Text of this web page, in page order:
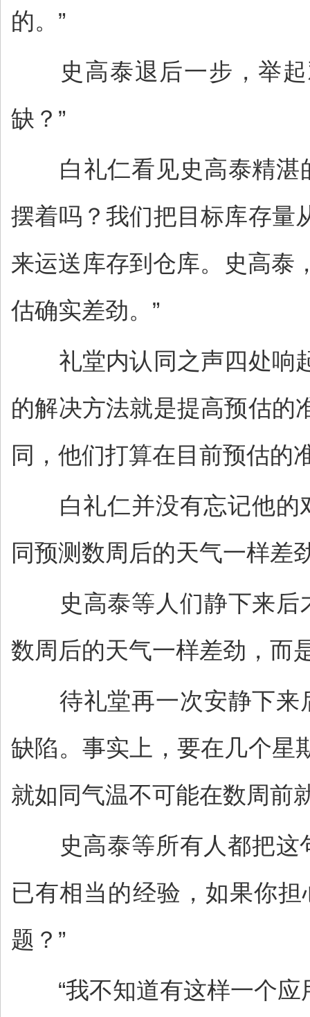
的。”
史高泰退后一步，举起
缺？”
白礼仁看见史高泰精湛的
摆着吗？我们把目标库存量
来运送库存到仓库。史高泰
估确实差劲。”
礼堂内认同之声四处响起
的解决方法就是提高预估的
同，他们打算在目前预估的
白礼仁并没有忘记他的对
同预测数周后的天气一样差
史高泰等人们静下来后才
数周后的天气一样差劲，而
待礼堂再一次安静下来后
缺陷。事实上，要在几个星
就如同气温不可能在数周前
史高泰等所有人都把这句
已有相当的经验，如果你
题？”
“我不知道有这样一个应